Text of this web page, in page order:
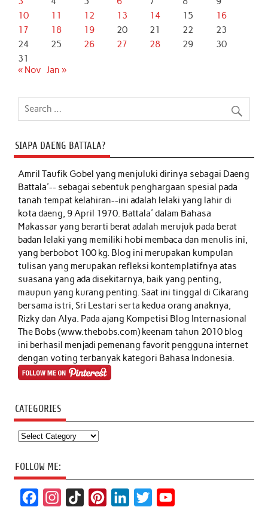
10
11 12 13 14 15
16
17
18 19 20 21 22
23
24
25 26 27 28 29
30
31
« Nov Jan »
SIAPA DAENG BATTALA?
Amril Taufik Gobelyang menjuluki dirinya sebagai Daeng
Battala'-- sebagai sebentuk penghargaan spesial pada
tanah tempat kelahiran--ini adalah lelaki yang lahir di
kota daeng, 9 April 1970. Battala' dalam Bahasa
Makassar yang berarti berat adalah merujuk pada berat
badan lelaki yang memiliki hobi membaca dan menulis ini,
yang berbobot 100 kg. Blog ini merupakan kumpulan
tulisan yang merupakan refleksi kontemplatifnya atas
suasana yang ada disekitarnya, baik yang penting,
maupun yang kurang penting. Saat ini tinggal di Cikarang
bersama istri, Sri Lestari serta kedua orang anaknya,
Rizky dan Alya. Pada ajang Kompetisi Blog Internasional
The Bobs (www.thebobs.com) keenam tahun 2010 blog
ini berhasil menjadi pemenang favorit pengguna internet
dengan voting terbanyak kategori Bahasa Indonesia.
CATEGORIES
Categories
FOLLOW ME: